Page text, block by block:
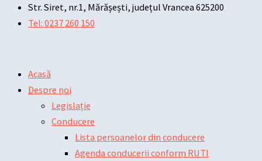
Str. Siret, nr.1, Mărășești, județul Vrancea 625200
Tel: 0237 260 150
Acasă
Despre noi
Legislație
Conducere
Lista persoanelor din conducere
Agenda conducerii conform RUTI